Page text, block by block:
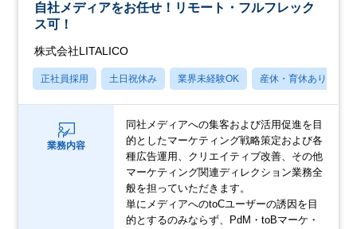
自社メディアをお任せ！リモート・フルフレック
ス可！
株式会社LITALICO
正社員採用 土日祝休み 業界未経験OK 産休・育休あり
業務内容
同社メディアへの集客および活用促進を目
的としたマーケティング戦略策定および各
種広告運用、クリエイティブ改善、その他
マーケティング関連ディレクション業務全
般を担っていただきます。
単にメディアへのtoCユーザーの誘因を目
的とするのみならず、PdM・toBマーケ・